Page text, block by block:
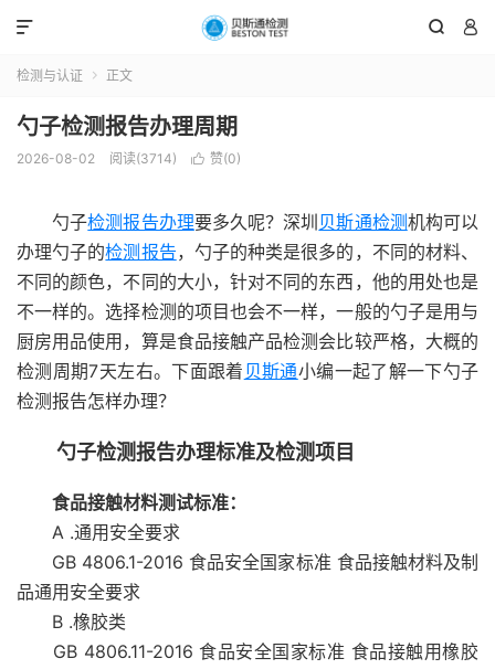
 

检测与认证  正文
勺子检测报告办理周期
2026-08-02 阅读(3714)  赞(0)
勺子检测报告办理要多久呢？深圳 贝斯通检测机构可以
办理勺子的检测报告，勺子的种类是很多的，不同的材料、
不同的颜色，不同的大小，针对不同的东西，他的用处也是
不一样的。选择检测的项目也会不一样，一般的勺子是用与
厨房用品使用，算是食品接触产品检测会比较严格，大概的
检测周期7天左右。下面跟着 贝斯通小编一起了解一下勺子
检测报告怎样办理？
勺子检测报告办理标准及检测项目
食品接触材料测试标准：
A .通用安全要求
GB 4806.1-2016 食品安全国家标准 食品接触材料及制
品通用安全要求
B .橡胶类
GB 4806.11-2016 食品安全国家标准 食品接触用橡胶